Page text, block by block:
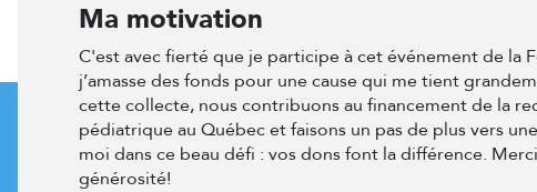
Ma motivation
C'est avec fierté que je participe à cet événement de la
j’amasse des fonds pour une cause qui me tient
cette collecte, nous contribuons au financement de la
pédiatrique au Québec et faisons un pas de plus vers
moi dans ce beau défi : vos dons font la différence.
générosité!